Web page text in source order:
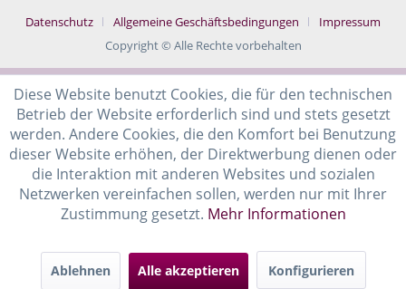
Datenschutz
Allgemeine Geschäftsbedingungen
Impressum
Copyright © Alle Rechte vorbehalten
Diese Website benutzt Cookies, die für den technischen
Betrieb der Website erforderlich sind und stets gesetzt
werden. Andere Cookies, die den Komfort bei Benutzung
dieser Website erhöhen, der Direktwerbung dienen oder
die Interaktion mit anderen Websites und sozialen
Netzwerken vereinfachen sollen, werden nur mit Ihrer
Zustimmung gesetzt. Mehr Informationen
Ablehnen Alle akzeptieren Konfigurieren